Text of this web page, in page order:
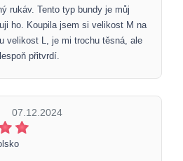
rukáv. Tento typ bundy je můj
ho. Koupila jsem si velikost M na
velikost L, je mi trochu těsná, ale
přitvrdí.
07.12.2024